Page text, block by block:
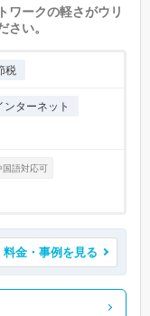
ワークの軽さがウリ
い。
税
ンターネット
国語対応可
料金・事例を見る